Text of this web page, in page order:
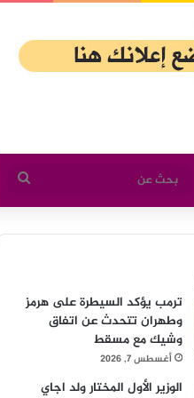
بحث
عن
ترمب يؤكد السيطرة على هرمز
وطهران تتحدث عن اتفاق
وشيك مع مسقط
أغسطس 7, 2026
الوزير الأول المختار ولد اجاي